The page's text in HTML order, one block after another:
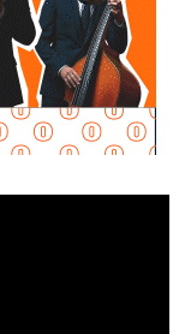
se tiene que
que poner
de la libertad de